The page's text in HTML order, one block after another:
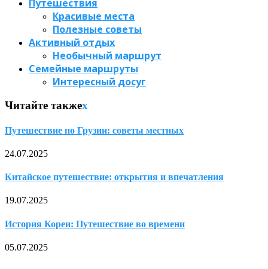
Путешествия
Красивые места
Полезные советы
Активный отдых
Необычный маршрут
Семейные маршруты
Интересный досуг
Читайте такжеx
Путешествие по Грузии: советы местных
24.07.2025
Китайское путешествие: открытия и впечатления
19.07.2025
История Кореи: Путешествие во времени
05.07.2025